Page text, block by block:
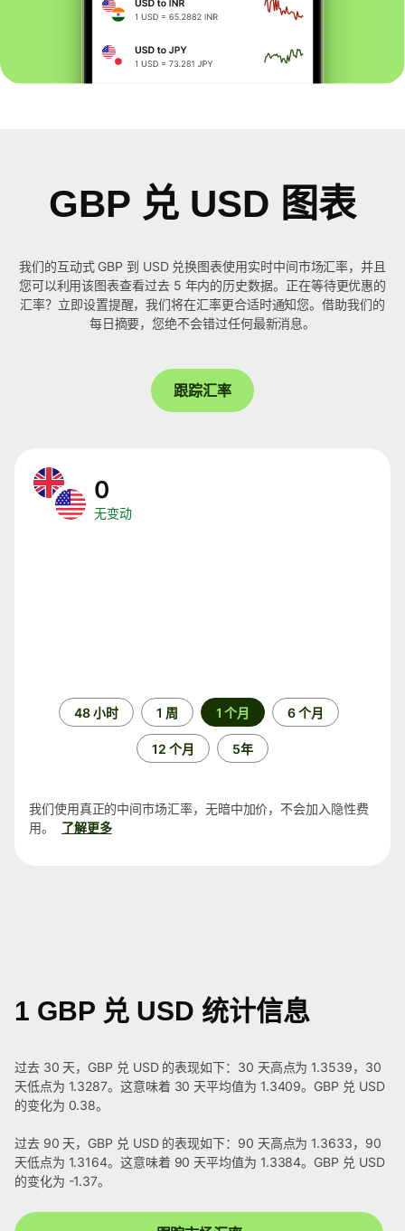
GBP 兑 USD 图表
我们的互动式 GBP 到 USD 兑换图表使用实时中间市场汇率，并且
您可以利用该图表查看过去 5 年内的历史数据。正在等待更优惠的
汇率？立即设置提醒，我们将在汇率更合适时通知您。借助我们的
每日摘要，您绝不会错过任何最新消息。
跟踪汇率
0
无变动
48 小时 1 周 1 个月 6 个月
12 个月 5年
我们使用真正的中间市场汇率，无暗中加价，不会加入隐性费
用。
了解更多
1 GBP 兑 USD 统计信息
过去 30 天，GBP 兑 USD 的表现如下：30 天高点为 1.3539，30
天低点为 1.3287。这意味着 30 天平均值为 1.3409。GBP 兑 USD
的变化为 0.38。
过去 90 天，GBP 兑 USD 的表现如下：90 天高点为 1.3633，90
天低点为 1.3164。这意味着 90 天平均值为 1.3384。GBP 兑 USD
的变化为 -1.37。